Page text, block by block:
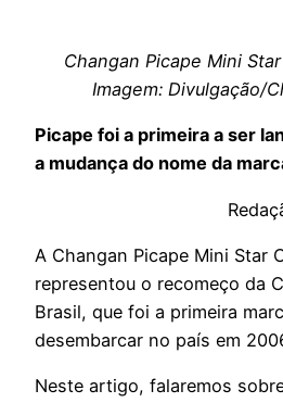
Changan Picape Mini
Imagem: Divulgação/
Picape foi a primeira a ser
a mudança do nome da
A Changan Picape Mini Star
representou o recomeço da
Brasil, que foi a primeira
desembarcar no país em
Neste artigo, falaremos